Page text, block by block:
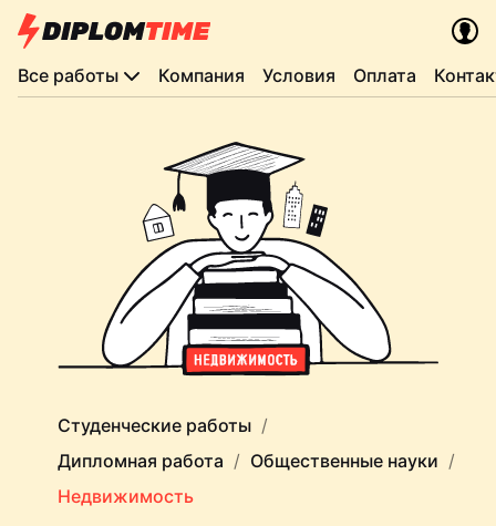
Все работы Компания Условия Оплата
Студенческие работы
Дипломная работа
Общественные науки
Недвижимость